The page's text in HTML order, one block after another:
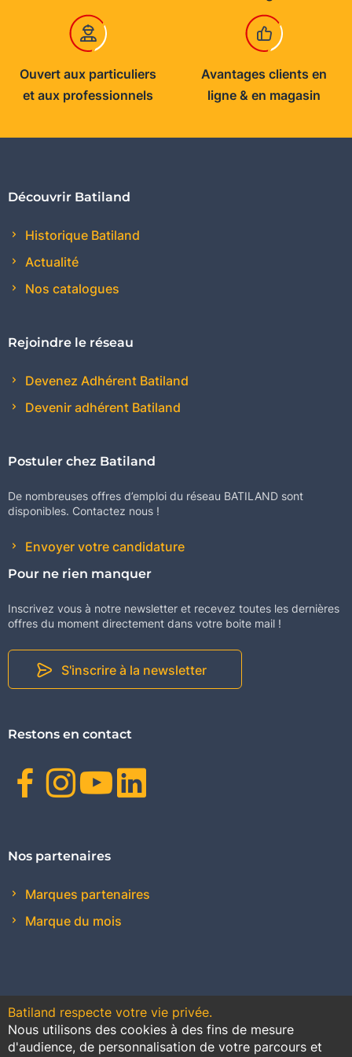
Ouvert aux particuliers
et aux professionnels
Avantages clients en
ligne & en magasin
Découvrir Batiland
Historique Batiland
Actualité
Nos catalogues
Rejoindre le réseau
Devenez Adhérent Batiland
Devenir adhérent Batiland
Postuler chez Batiland
De nombreuses offres d’emploi du réseau BATILAND sont
disponibles. Contactez nous !
Envoyer votre candidature
Pour ne rien manquer
Inscrivez vous à notre newsletter et recevez toutes les dernières
offres du moment directement dans votre boite mail !
S'inscrire à la newsletter
Restons en contact
Facebook
Instagram
Youtube
Nos partenaires
Marques partenaires
Marque du mois
Contact Conditions générales de vente
Batiland respecte votre vie privée.
Nous utilisons des cookies à des fins de mesure
d'audience, de personnalisation de votre parcours et